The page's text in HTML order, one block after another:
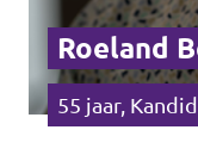
Roeland
55 jaar,